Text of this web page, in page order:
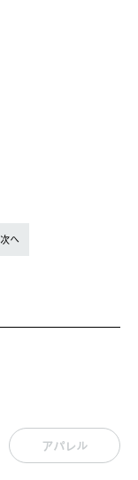
次へ
アパレル